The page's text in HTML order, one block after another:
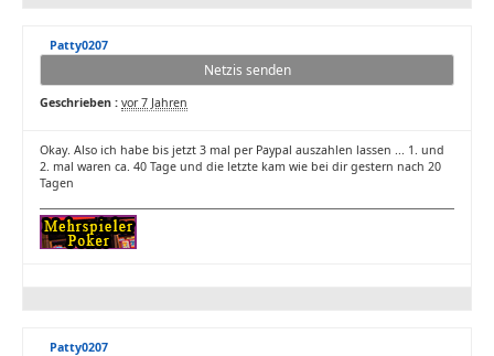
Patty0207
Netzis senden
Geschrieben : vor 7 Jahren
Okay. Also ich habe bis jetzt 3 mal per Paypal auszahlen lassen ... 1. und
2. mal waren ca. 40 Tage und die letzte kam wie bei dir gestern nach 20
Tagen
Patty0207